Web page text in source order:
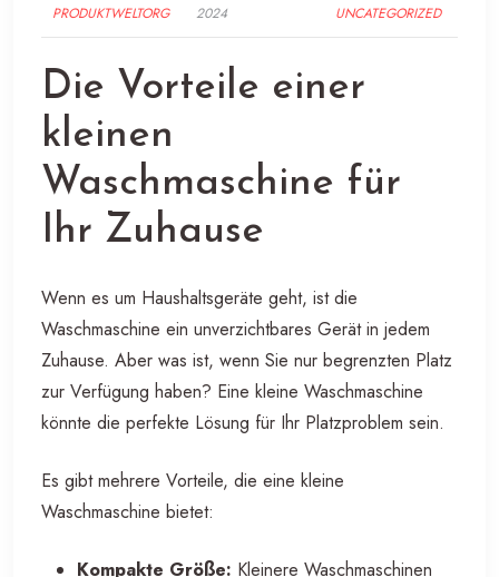
PRODUKTWELTORG
2024
UNCATEGORIZED
Die Vorteile einer
kleinen
Waschmaschine für
Ihr Zuhause
Wenn es um Haushaltsgeräte geht, ist die
Waschmaschine ein unverzichtbares Gerät in jedem
Zuhause. Aber was ist, wenn Sie nur begrenzten Platz
zur Verfügung haben? Eine kleine Waschmaschine
könnte die perfekte Lösung für Ihr Platzproblem sein.
Es gibt mehrere Vorteile, die eine kleine
Waschmaschine bietet:
Kompakte Größe: Kleinere Waschmaschinen